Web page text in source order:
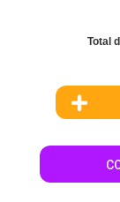
Total